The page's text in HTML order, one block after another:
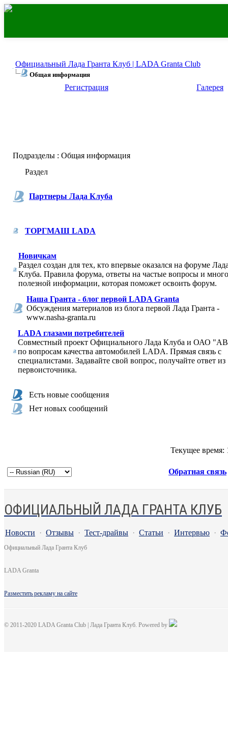
Официальный Лада Гранта Клуб | LADA Granta Club
Общая информация
Регистрация Галерея
Подразделы : Общая информация
Раздел
Партнеры Лада Клуба
ТОРГМАШ LADA
Новичкам
Раздел создан для тех, кто впервые оказался на форуме
Клуба. Правила форума, ответы на частые вопросы и
полезной информации, которая поможет освоить форум.
Наша Гранта - блог первой LADA Granta
Обсуждения материалов из блога первой Лада Гранта -
www.nasha-granta.ru
LADA глазами потребителей
Совместный проект Официального Лада Клуба и ОАО
по вопросам качества автомобилей LADA. Прямая связь с
специалистами. Задавайте свой вопрос, получайте ответ из
первоисточника.
Есть новые сообщения
Нет новых сообщений
Текущее время:
Обратная связь
ОФИЦИАЛЬНЫЙ ЛАДА ГРАНТА КЛУБ
Новости · Отзывы · Тест-драйвы · Статьи · Интервью ·
Официальный Лада Гранта Клуб
LADA Granta
Разместить рекламу на сайте
© 2011-2020 LADA Granta Club | Лада Гранта Клуб. Powered by